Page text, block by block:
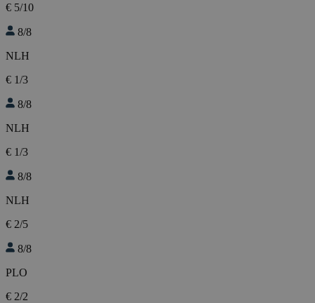
€ 5/10
8/8
NLH
€ 1/3
8/8
NLH
€ 1/3
8/8
NLH
€ 2/5
8/8
PLO
€ 2/2